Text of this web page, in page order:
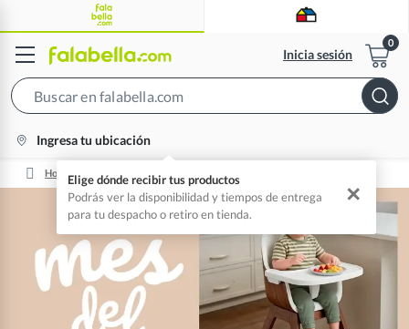
Inicia sesión
location-
Ingresa tu ubicación
Elige dónde recibir tus productos
Podrás ver la disponibilidad y tiempos de entrega
para tu despacho o retiro en tienda.
✕
Home Tendencias De Productos Para Bebés